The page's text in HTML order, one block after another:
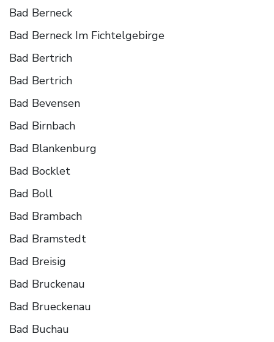
Bad Berneck
Bad Berneck Im Fichtelgebirge
Bad Bertrich
Bad Bertrich
Bad Bevensen
Bad Birnbach
Bad Blankenburg
Bad Bocklet
Bad Boll
Bad Brambach
Bad Bramstedt
Bad Breisig
Bad Bruckenau
Bad Brueckenau
Bad Buchau